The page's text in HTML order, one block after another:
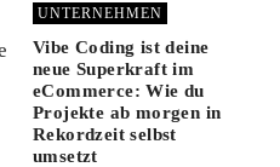
UNTERNEHMEN
Vibe Coding ist deine
neue Superkraft im
eCommerce: Wie du
Projekte ab morgen in
Rekordzeit selbst
umsetzt